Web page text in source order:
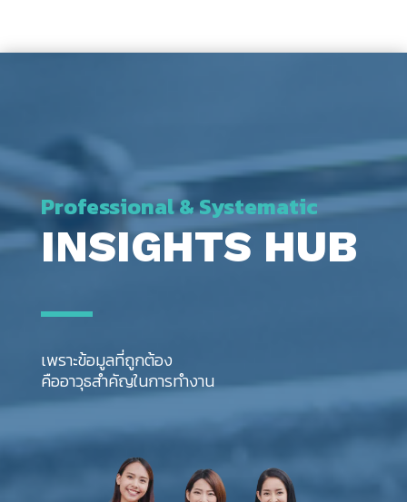
Professional & Systematic
INSIGHTS HUB
เพราะข้อมูลที่ถูกต้อง
คืออาวุธสำคัญในการทำงาน